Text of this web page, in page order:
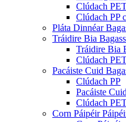
Clúdach
Clúdach PP
Pláta Dinnéar
Tráidire Bia
Tráidire Bia
Clúdach
Pacáiste Cuid
Clúdach PP
Pacáiste
Clúdach
Corn Páipéir